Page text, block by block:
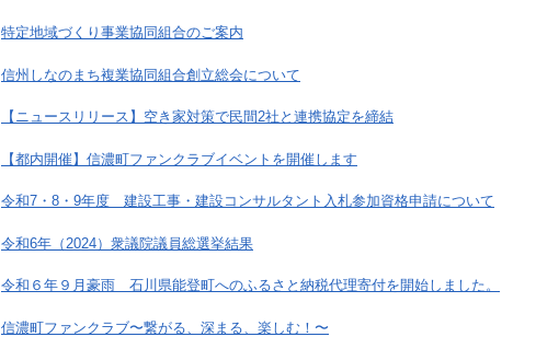
特定地域づくり事業協同組合のご案内
信州しなのまち複業協同組合創立総会について
【ニュースリリース】空き家対策で民間2社と連携協定を締結
【都内開催】信濃町ファンクラブイベントを開催します
令和7・8・9年度 建設工事・建設コンサルタント入札参加資格申請について
令和6年（2024）衆議院議員総選挙結果
令和６年９月豪雨 石川県能登町へのふるさと納税代理寄付を開始しました。
信濃町ファンクラブ〜繋がる、深まる、楽しむ！〜